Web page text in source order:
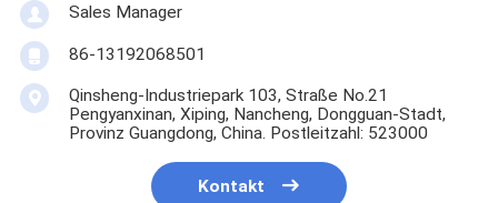
Sales Manager
86-13192068501
Qinsheng-Industriepark 103, Straße No.21
Pengyanxinan, Xiping, Nancheng, Dongguan-Stadt,
Provinz Guangdong, China. Postleitzahl: 523000
Kontakt